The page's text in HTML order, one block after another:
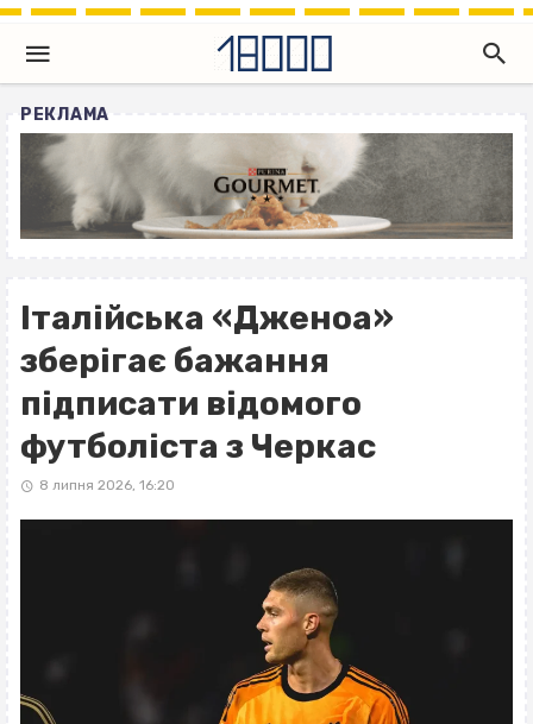
РЕКЛАМА
Італійська «Дженоа»
зберігає бажання
підписати відомого
футболіста з Черкас
8 липня 2026, 16:20